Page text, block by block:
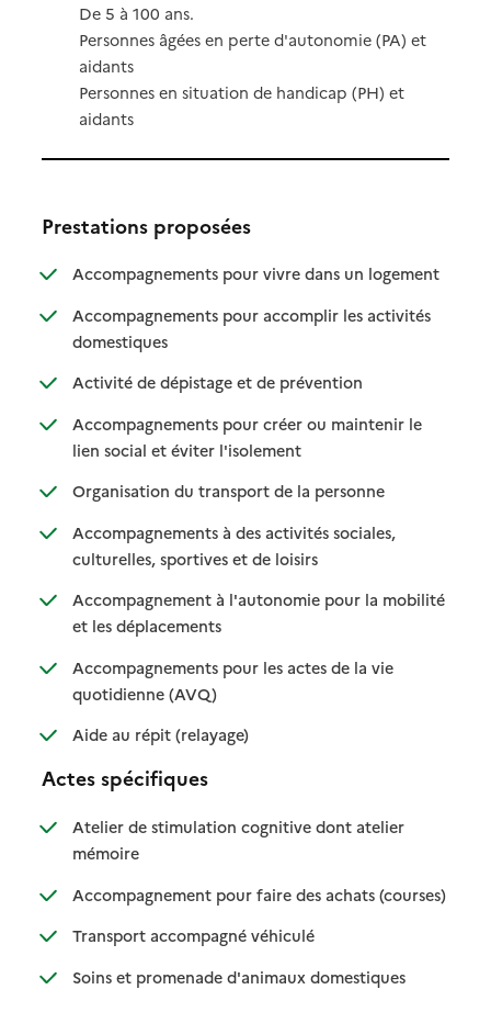
De 5 à 100 ans.
Personnes âgées en perte d'autonomie (PA) et
aidants
Personnes en situation de handicap (PH) et
aidants
Prestations proposées
Accompagnements pour vivre dans un logement
:
: non
Accompagnements pour accomplir les activités
domestiques: disponible
: non disponible
Activité de dépistage et de prévention: disponible
: non disponible
Accompagnements pour créer ou maintenir le
lien social et éviter l'isolement: disponible
: non disponible
Organisation du transport de la personne: disponible
: non disponible
Accompagnements à des activités sociales,
culturelles, sportives et de loisirs: disponible
: non disponible
Accompagnement à l'autonomie pour la mobilité
et les déplacements: disponible
: non disponible
Accompagnements pour les actes de la vie
quotidienne (AVQ): disponible
: non disponible
Aide au répit (relayage): disponible
: non disponible
Actes spécifiques
Atelier de stimulation cognitive dont atelier
mémoire
: disponible
: non disponible
Accompagnement pour faire des achats (courses)
:
: non
Transport accompagné véhiculé: disponible
: non disponible
Soins et promenade d'animaux domestiques: disponible
: non